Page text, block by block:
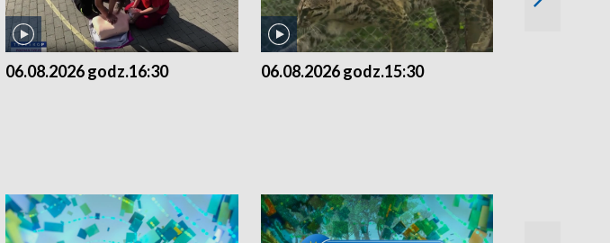
06.08.2026 godz.16:30 06.08.2026 godz.15:30